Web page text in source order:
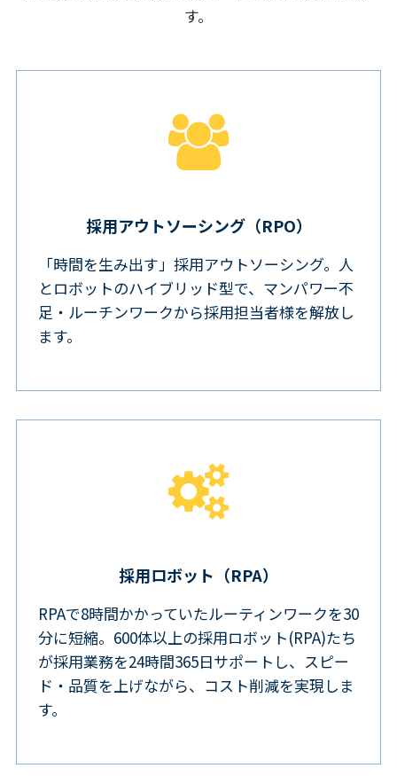
す。
採用アウトソーシング（RPO）
「時間を生み出す」採用アウトソーシング。人
とロボットのハイブリッド型で、マンパワー不
足・ルーチンワークから採用担当者様を解放し
ます。
採用ロボット（RPA）
RPAで8時間かかっていたルーティンワークを30
分に短縮。600体以上の採用ロボット(RPA)たち
が採用業務を24時間365日サポートし、スピー
ド・品質を上げながら、コスト削減を実現しま
す。